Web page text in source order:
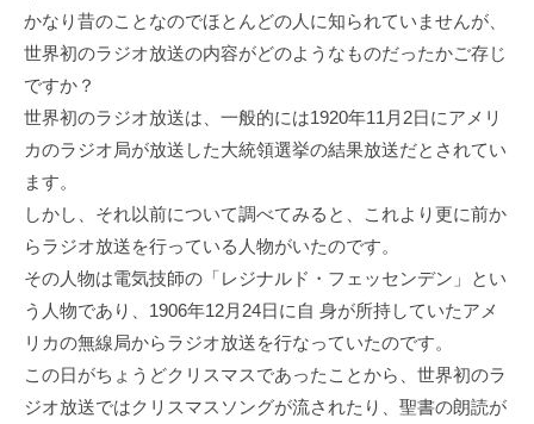
かなり昔のことなのでほとんどの人に知られていませんが、
世界初のラジオ放送の内容がどのようなものだったかご存じ
ですか？
世界初のラジオ放送は、一般的には1920年11月2日にアメリ
カのラジオ局が放送した大統領選挙の結果放送だとされてい
ます。
しかし、それ以前について調べてみると、これより更に前か
らラジオ放送を行っている人物がいたのです。
その人物は電気技師の「レジナルド・フェッセンデン」とい
う人物であり、1906年12月24日に自 身が所持していたアメ
リカの無線局からラジオ放送を行なっていたのです。
この日がちょうどクリスマスであったことから、世界初のラ
ジオ放送ではクリスマスソングが流されたり、聖書の朗読が